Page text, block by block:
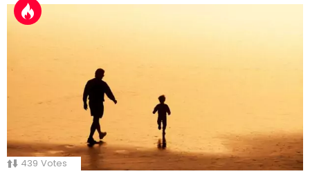
439 Votes